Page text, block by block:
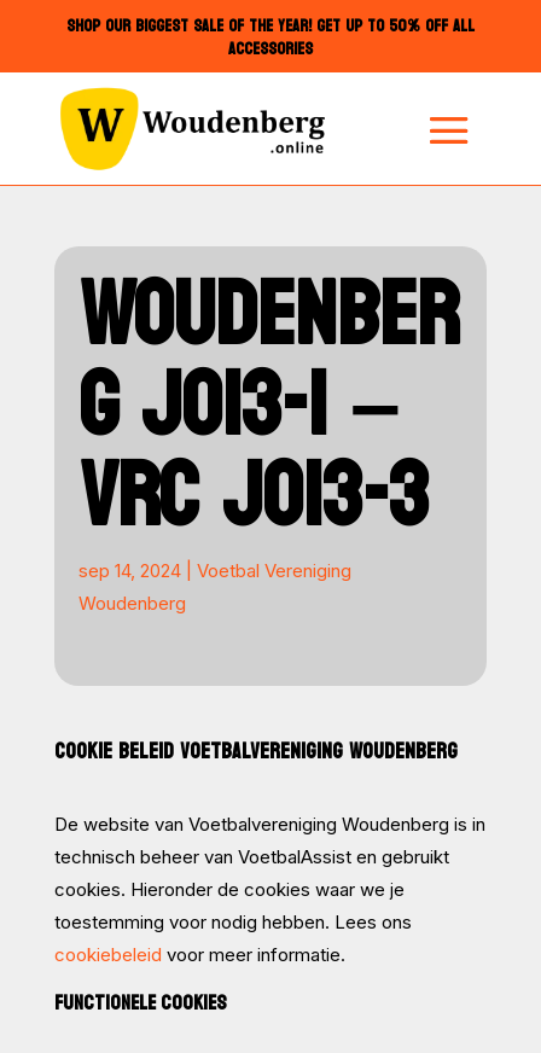
SHOP OUR BIGGEST SALE OF THE YEAR! GET UP TO 50% OFF ALL
ACCESSORIES
WOUDENBER
G JO13-1 –
VRC JO13-3
sep 14, 2024| Voetbal Vereniging
Woudenberg
COOKIE BELEID VOETBALVERENIGING WOUDENBERG
De website van Voetbalvereniging Woudenberg is in
technisch beheer van VoetbalAssist en gebruikt
cookies. Hieronder de cookies waar we je
toestemming voor nodig hebben. Lees ons
cookiebeleid voor meer informatie.
FUNCTIONELE COOKIES